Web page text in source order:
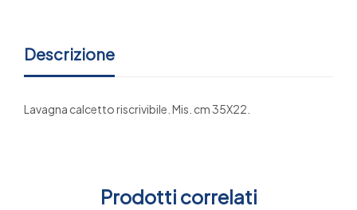
Descrizione
Lavagna calcetto riscrivibile. Mis. cm 35X22.
Prodotti correlati